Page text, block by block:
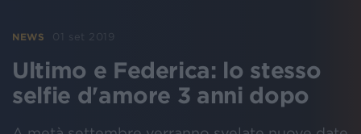
NEWS 01 set 2019
Ultimo e Federica: lo stesso
selfie d'amore 3 anni dopo